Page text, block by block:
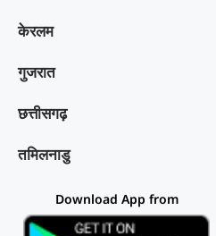
केरलम
गुजरात
छत्तीसगढ़
तमिलनाडु
Download App from